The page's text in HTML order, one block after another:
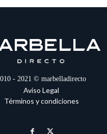
- 2021 © marbelladirecto
Aviso Legal
Términos y condiciones